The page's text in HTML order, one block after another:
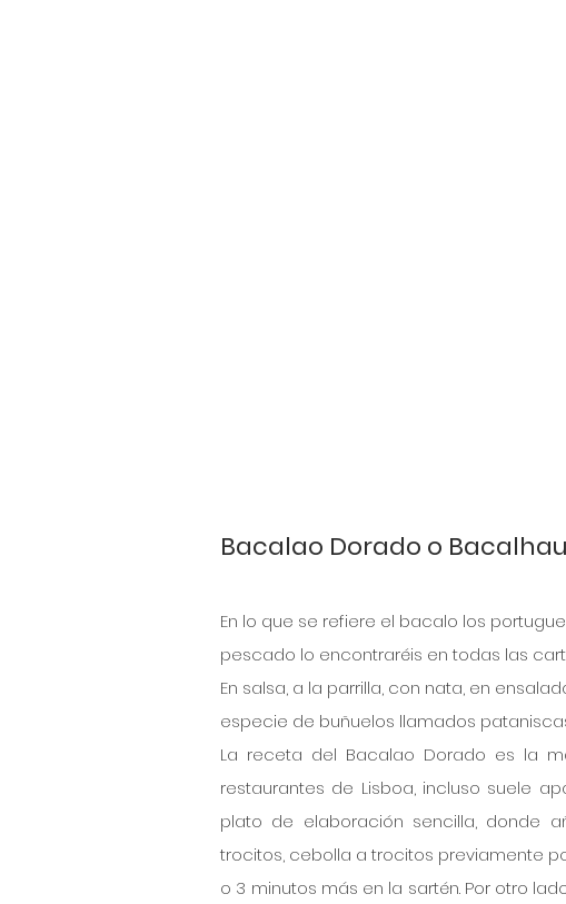
Bacalao Dorado o
En lo que se refiere el bacalo los
pescado lo encontraréis en todas las
En salsa, a la parrilla, con nata, en
especie de buñuelos llamados
La receta del Bacalao Dorado es la
restaurantes de Lisboa, incluso suele
plato de elaboración sencilla, donde
trocitos, cebolla a trocitos previamente
o 3 minutos más en la sartén. Por otro